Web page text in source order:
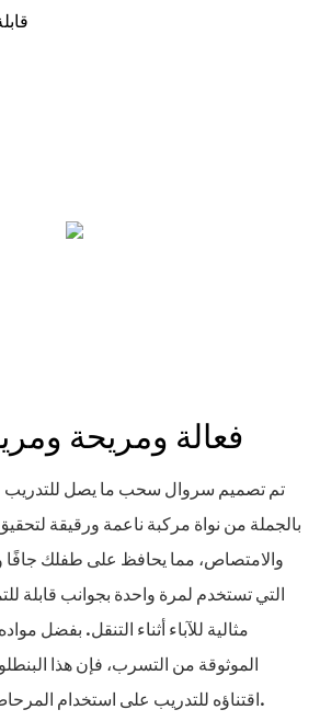
◎
فعالة ومريحة
تم تصميم سروال سحب ما يصل للتدريب
بالجملة من نواة مركبة ناعمة ورقيقة
والامتصاص، مما يحافظ على طفلك جافًا
التي تستخدم لمرة واحدة بجوانب قابلة
مثالية للآباء أثناء التنقل. بفضل
الموثوقة من التسرب، فإن هذا
اقتناؤه للتدريب على استخدام المرحاض بسهولة وبدون إجهاد.